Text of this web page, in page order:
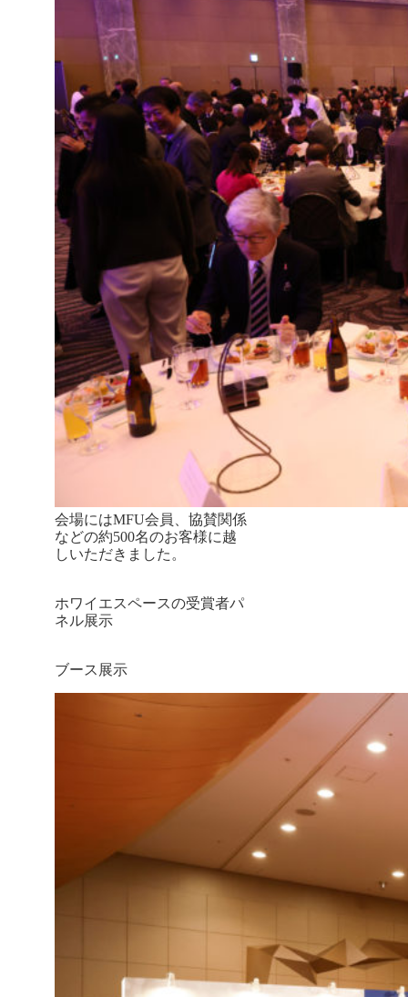
会場にはMFU会員、協賛関係
などの約500名のお客様に越
しいただきました。
ホワイエスペースの受賞者パ
ネル展示
ブース展示